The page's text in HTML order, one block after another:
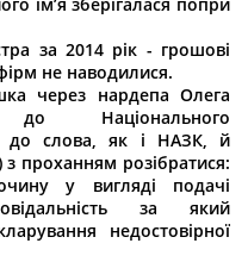
за 2014 рік - грошові
не наводилися.
через нардепа Олега
до Національного
до слова, як і НАЗК, й
проханням розібратися:
у вигляді подачі
за який
недостовірної